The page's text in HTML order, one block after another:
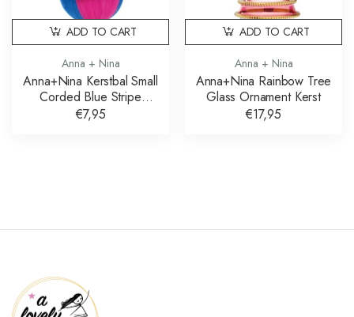
Anna + Nina
Anna+Nina Kerstbal Small
Corded Blue Stripe
Ornament
€7,95
ADD TO CART
Anna + Nina
Anna+Nina Rainbow Tree
Glass Ornament Kerst
€17,95
ADD TO CART